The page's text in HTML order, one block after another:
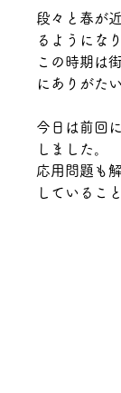
段々と春が
るようにな
この時期は
にありがた
今日は前回
しました。
応用問題も
しているこ